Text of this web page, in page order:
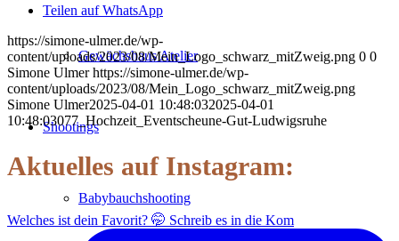
Gewächshaus Atelier
Shootings
Babybauchshooting
Teilen auf WhatsApp
https://simone-ulmer.de/wp-
content/uploads/2023/08/Mein_Logo_schwarz_mitZweig.png 0 0
Simone Ulmer https://simone-ulmer.de/wp-
content/uploads/2023/08/Mein_Logo_schwarz_mitZweig.png
Simone Ulmer2025-04-01 10:48:032025-04-01
10:48:03077_Hochzeit_Eventscheune-Gut-Ludwigsruhe
Aktuelles auf Instagram:
Welches ist dein Favorit? 🤭 Schreib es in die Kom